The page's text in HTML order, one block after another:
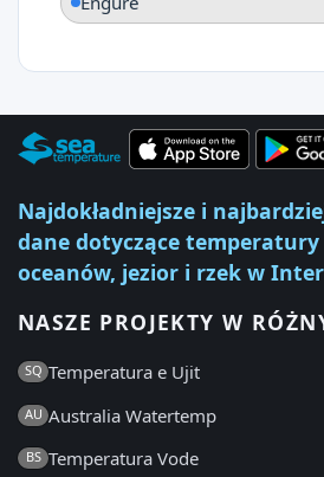
Najdokładniejsze i
dane dotyczące
oceanów, jezior i rzek w
NASZE PROJEKTY W
SQ Temperatura e Ujit
AU Australia Watertemp
BS Temperatura Vode